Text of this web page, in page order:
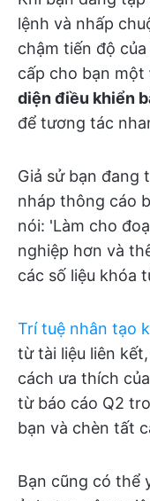
lệnh và nhấp
chậm tiến độ của
cấp cho bạn một
diện điều khiển
để tương tác
Giả sử bạn đang
nháp thông cáo
nói: 'Làm cho
nghiệp hơn và
các số liệu khóa
Trí tuệ nhân tạo
từ tài liệu liên
cách ưa thích
từ báo cáo Q2
bạn và chèn tất
Bạn cũng có thể